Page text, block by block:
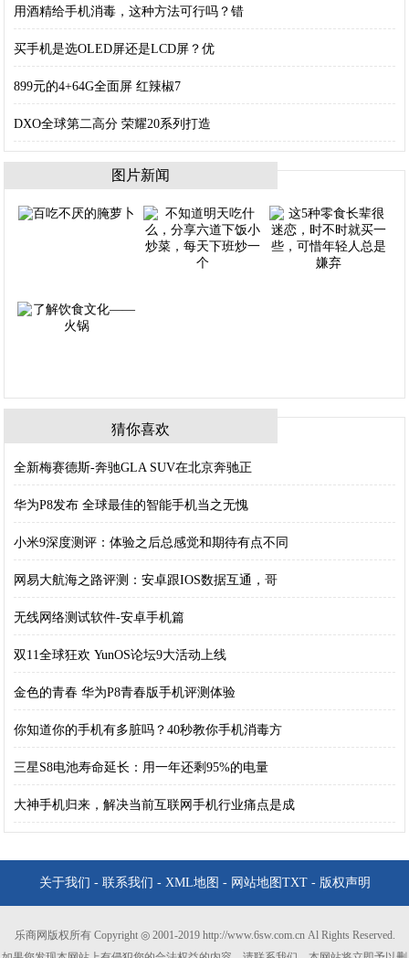
用酒精给手机消毒，这种方法可行吗？错
买手机是选OLED屏还是LCD屏？优
899元的4+64G全面屏 红辣椒7
DXO全球第二高分 荣耀20系列打造
图片新闻
猜你喜欢
全新梅赛德斯-奔驰GLA SUV在北京奔驰正
华为P8发布 全球最佳的智能手机当之无愧
小米9深度测评：体验之后总感觉和期待有点不同
网易大航海之路评测：安卓跟IOS数据互通，哥
无线网络测试软件-安卓手机篇
双11全球狂欢 YunOS论坛9大活动上线
金色的青春 华为P8青春版手机评测体验
你知道你的手机有多脏吗？40秒教你手机消毒方
三星S8电池寿命延长：用一年还剩95%的电量
大神手机归来，解决当前互联网手机行业痛点是成
关于我们 - 联系我们 - XML地图 - 网站地图 TXT- 版权声明
乐商网版权所有 Copyright ◎ 2001-2019 http://www.6sw.com.cn Al Rights Reserved.